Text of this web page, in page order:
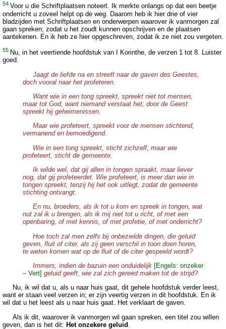
54 Voor u die Schriftplaatsen noteert. Ik merkte onlangs op dat een beetje
onderricht u zoveel helpt op de weg. Daarom heb ik hier drie of vier
bladzijden met Schriftplaatsen en onderwerpen waarover ik vanmorgen zal
gaan spreken; zodat u het zoudt kunnen opschrijven en de plaatsen
aantekenen. En ik heb ze hier opgeschreven, zodat ik ze niet zou vergeten.
55 Nu, in het veertiende hoofdstuk van I Korinthe, de verzen 1 tot 8. Luister
goed.
Jaagt de liefde na en streeft naar de gaven des Geestes,
doch vooral naar het profeteren.
Want wie in een tong spreekt, spreekt niet tot mensen,
maar tot God, want niemand verstaat het; door de Geest
spreekt hij geheimenissen.
Maar wie profeteert, spreekt voor de mensen stichtend,
vermanend en bemoedigend.
Wie in een tong spreekt, sticht zichzelf, maar wie
profeteert, sticht de gemeente.
Ik wilde wel, dat gij allen in tongen spraakt, maar liever
nog, dat gij profeteerdet. Wie profeteert, is meer dan wie in
tongen spreekt, tenzij hij het ook uitlegt, zodat de gemeente
stichting ontvangt.
En nu, broeders, als ik tot u kom en spreek in tongen, wat
nut zal ik u brengen, als ik mij niet tot u richt, of met een
openbaring, of met kennis, of met profetie, of met onderricht?
Hoe toch zal men zelfs bij onbezielde dingen, die geluid
geven, fluit of citer, als zij geen verschil in toon doen horen,
te weten komen wat op de fluit of de citer gespeeld wordt?
Immers, indien de bazuin een onduidelijk [Engels: onzeker
– Vert] geluid geeft, wie zal zich gereed maken tot de strijd?
Nu, ik wil dat u, als u naar huis gaat, dit gehele hoofdstuk verder leest,
want er staan veel verzen in; er zijn veertig verzen in dit hoofdstuk. En ik
wil dat u het leest als u naar huis gaat. Het verklaart de gaven.
Als ik dit, waarover ik vanmorgen wil gaan spreken, een titel zou willen
geven, dan is het dit: Het onzekere geluid